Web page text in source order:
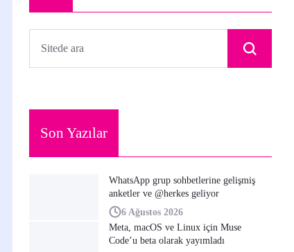
Son Yazılar
WhatsApp grup sohbetlerine gelişmiş
anketler ve @herkes geliyor
6 Ağustos 2026
Meta, macOS ve Linux için Muse
Code’u beta olarak yayımladı